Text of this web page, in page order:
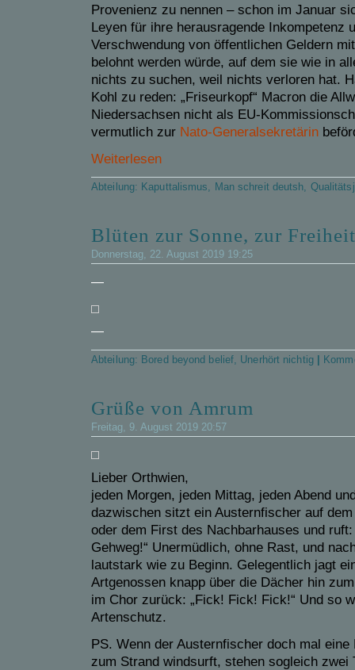
Provenienz zu nennen – schon im Januar
Leyen für ihre herausragende Inkompetenz
Verschwendung von öffentlichen Geldern
belohnt werden würde, auf dem sie wie in
nichts zu suchen, weil nichts verloren hat.
Kohl zu reden: „Friseurkopf“ Macron die
Niedersachsen nicht als EU-
vermutlich zur Nato-Generalsekretärin
Weiterlesen
Abteilung: Kaputtalismus, Man schreit deutsh,
Blüten zur Sonne, zur Freiheit
Donnerstag, 22. August 2019 19:25
—
—
Abteilung: Bored beyond belief, Unerhört nichtig
Grüße von Amrum
Freitag, 9. August 2019 20:57
Lieber Orthwien,
jeden Morgen, jeden Mittag, jeden Abend
dazwischen sitzt ein Austernfischer auf
oder dem First des Nachbarhauses und ruft:
Gehweg!“ Unermüdlich, ohne Rast, und
lautstark wie zu Beginn. Gelegentlich jagt
Artgenossen knapp über die Dächer hin
im Chor zurück: „Fick! Fick! Fick!“ Und so
Artenschutz.
PS. Wenn der Austernfischer doch mal
zum Strand windsurft, stehen sogleich zwei